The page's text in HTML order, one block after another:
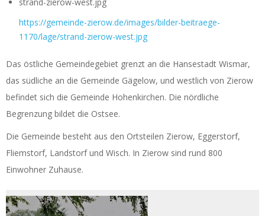
https://gemeinde-zierow.de/images/bilder-beitraege-
1170/lage/strand-zierow-west.jpg
Das östliche Gemeindegebiet grenzt an die Hansestadt Wismar,
das südliche an die Gemeinde Gägelow, und westlich von Zierow
befindet sich die Gemeinde Hohenkirchen. Die nördliche
Begrenzung bildet die Ostsee.
Die Gemeinde besteht aus den Ortsteilen Zierow, Eggerstorf,
Fliemstorf, Landstorf und Wisch. In Zierow sind rund 800
Einwohner Zuhause.